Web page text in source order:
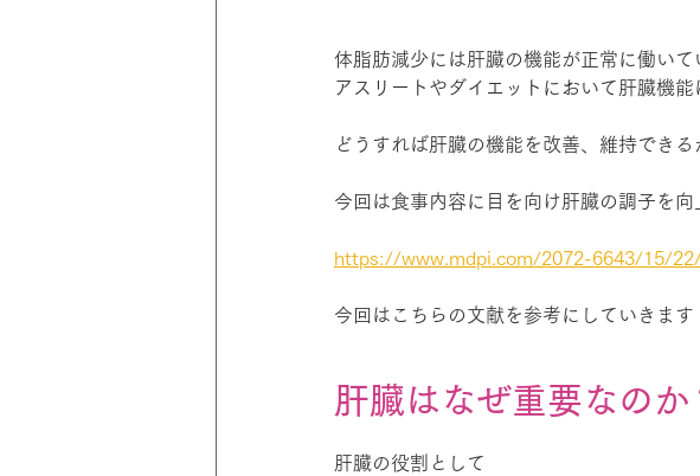
体脂肪減少には肝臓の機能が正常に働い
アスリートやダイエットにおいて肝臓機
どうすれば肝臓の機能を改善、維持できる
今回は食事内容に目を向け肝臓の調子を
https://www.mdpi.com/2072-6643/15/
今回はこちらの文献を参考にしていきます
肝臓はなぜ重要なのか
肝臓の役割として